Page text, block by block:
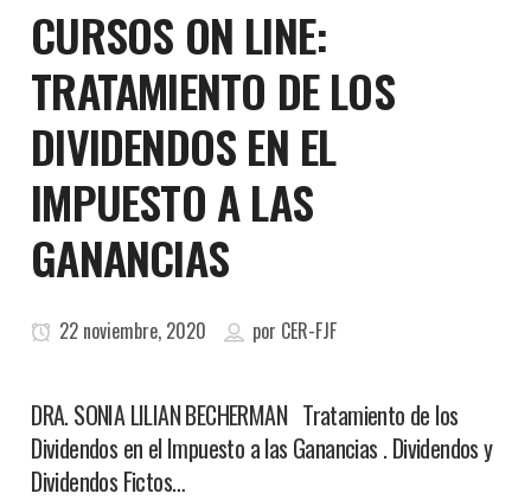
CURSOS ON LINE:
TRATAMIENTO DE LOS
DIVIDENDOS EN EL
IMPUESTO A LAS
GANANCIAS
22 noviembre, 2020 por CER-FJF
DRA. SONIA LILIAN BECHERMAN Tratamiento de los
Dividendos en el Impuesto a las Ganancias . Dividendos y
Dividendos Fictos…